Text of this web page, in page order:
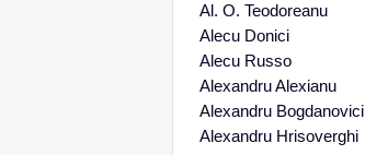
Al. O. Teodoreanu
Alecu Donici
Alecu Russo
Alexandru Alexianu
Alexandru Bogdanovici
Alexandru Hrisoverghi